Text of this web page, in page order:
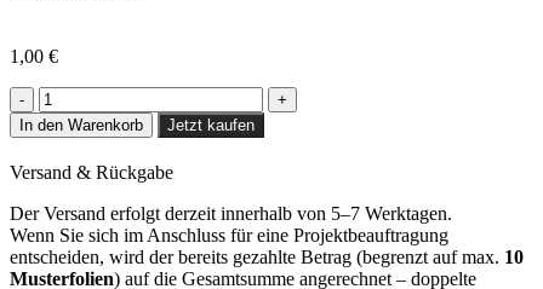
1,00 €
Deep
Brown
Oak
CT55
Menge
In den Warenkorb Jetzt kaufen
Versand & Rückgabe
Der Versand erfolgt derzeit innerhalb von 5–7 Werktagen.
Wenn Sie sich im Anschluss für eine Projektbeauftragung
entscheiden, wird der bereits gezahlte Betrag (begrenzt auf max. 10
Musterfolien) auf die Gesamtsumme angerechnet – doppelte